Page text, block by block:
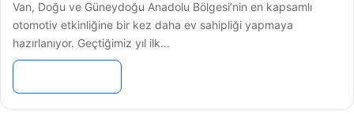
Van, Doğu ve Güneydoğu Anadolu Bölgesi’nin en kapsamlı
otomotiv etkinliğine bir kez daha ev sahipliği yapmaya
hazırlanıyor. Geçtiğimiz yıl ilk…